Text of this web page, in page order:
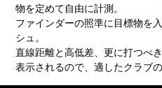
物を定めて自由に計測。
ファインダーの照準に目標物を
シュ。
直線距離と高低差、更に打つべ
表示されるので、適したクラブ